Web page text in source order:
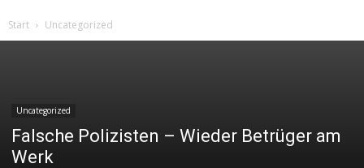
Start Uncategorized
Uncategorized
Falsche Polizisten – Wieder Betrüger am
Werk